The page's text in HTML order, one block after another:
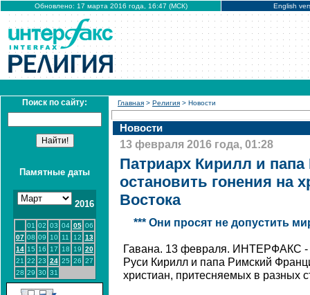
Обновлено: 17 марта 2016 года, 16:47 (МСК) English
Поиск по сайту:
Памятные даты
2016
01 02 03 04 05 06
07 08 09 10 11 12 13
14 15 16 17 18 19 20
21 22 23 24 25 26 27
28 29 30 31
Главная > Религия > Новости
Новости
13 февраля 2016 года, 01:28
Патриарх Кирилл и
остановить гонения на
Востока
*** Они просят не допустить
Гавана. 13 февраля. ИНТЕРФАКС -
Руси Кирилл и папа Римский
христиан, притесняемых в разных